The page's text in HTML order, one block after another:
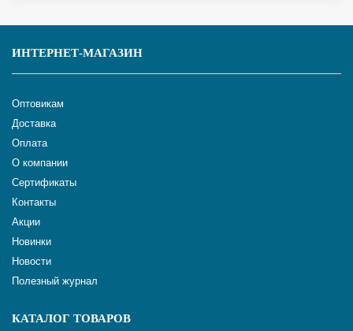
ИНТЕРНЕТ-МАГАЗИН
Оптовикам
Доставка
Оплата
О компании
Сертификаты
Контакты
Акции
Новинки
Новости
Полезный журнал
КАТАЛОГ ТОВАРОВ